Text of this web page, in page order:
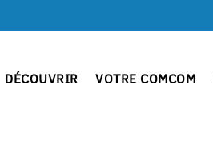
DÉCOUVRIR VOTRE COMCOM